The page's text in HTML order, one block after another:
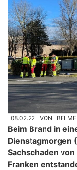
08.02.22 VON
Beim Brand in
Dienstagmorgen
Sachschaden
Franken